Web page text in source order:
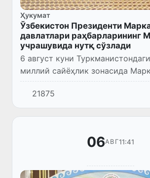
Ҳукумат
Ўзбекистон Президенти
давлатлари раҳбарларининг
учрашувида нутқ сўзлади
6 август куни Туркманистондаги
миллий сайёҳлик зонасида
давлатлари раҳбарларининг
Маслаҳат учрашуви бўлиб ўтди.
21875
06АВГ11:41